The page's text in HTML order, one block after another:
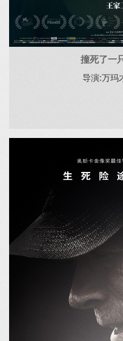
撞死了一
导演:万玛